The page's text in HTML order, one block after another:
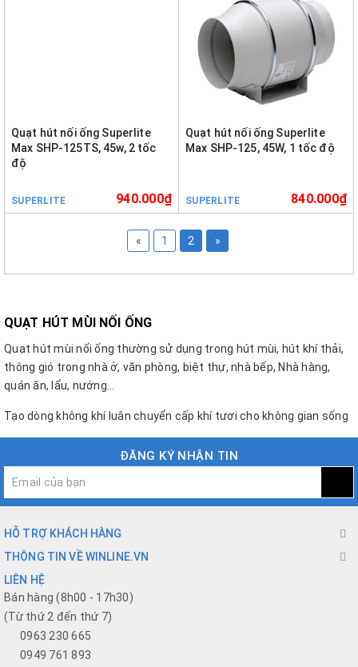
Quạt hút nối ống Superlite
Max SHP-125TS, 45w, 2 tốc
độ
SUPERLITE 940.000₫
Quạt hút nối ống Superlite
Max SHP-125, 45W, 1 tốc độ
SUPERLITE 840.000₫
« 1 2 »
QUẠT HÚT MÙI NỐI ỐNG
Quạt hút mùi nối ống thường sử dụng trong hút mùi, hút khí thải,
thông gió trong nhà ở, văn phòng, biệt thự, nhà bếp, Nhà hàng,
quán ăn, lẩu, nướng...
Tạo dòng không khí luân chuyển cấp khí tươi cho không gian sống
ĐĂNG KÝ NHẬN TIN
HỖ TRỢ KHÁCH HÀNG
THÔNG TIN VỀ WINLINE.VN
LIÊN HỆ
Bán hàng (8h00 - 17h30)
(Từ thứ 2 đến thứ 7)
0963 230 665
0949 761 893